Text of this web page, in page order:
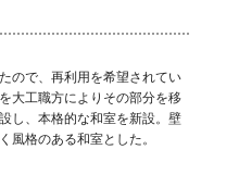
ので、再利用を希望されてい
大工職方によりその部分を移
し、本格的な和室を新設。壁
風格のある和室とした。